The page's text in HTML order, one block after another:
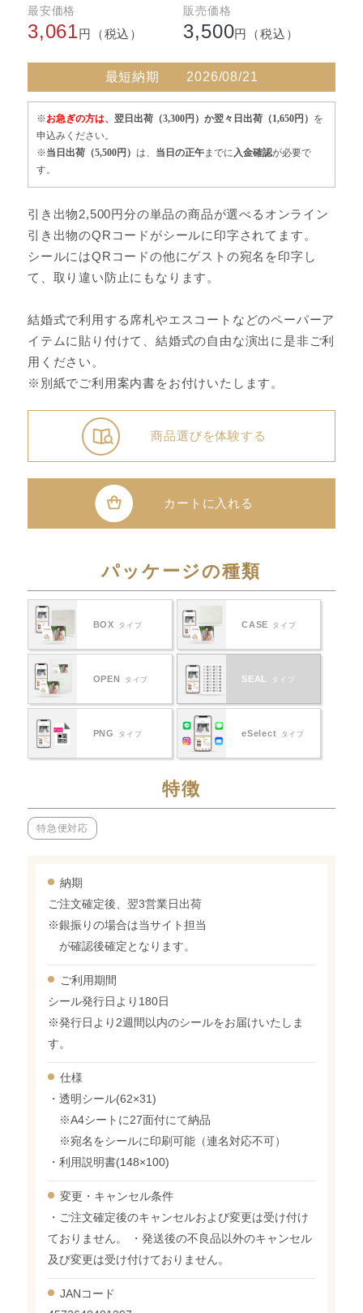
最安価格
3,061円（税込）
販売価格
3,500円（税込）
最短納期 2026/08/21
※お急ぎの方は、翌日出荷（3,300円）か翌々日出荷（1,650円） を
申込みください。
※当日出荷（5,500円）は、 当日の正午までに入金確認が必要で
す。
商品選びを体験する
引き出物2,500円分の単品の商品が選べるオンライン
引き出物のQRコードがシールに印字されてます。
シールにはQRコードの他にゲストの宛名を印字し
て、取り違い防止にもなります。
結婚式で利用する席札やエスコートなどのペーパーア
イテムに貼り付けて、結婚式の自由な演出に是非ご利
用ください。
※別紙でご利用案内書をお付けいたします。
カートに入れる
パッケージの種類
BOX タイプ CASE タイプ
OPEN タイプ SEAL タイプ
PNG タイプ eSelect タイプ
特徴
特急便対応
納期
ご注文確定後、翌3営業日出荷
※銀振りの場合は当サイト担当
が確認後確定となります。
ご利用期間
シール発行日より180日
※発行日より2週間以内のシールをお届けいたしま
す。
仕様
・透明シール(62×31)
※A4シートに27面付にて納品
※宛名をシールに印刷可能（連名対応不可）
・利用説明書(148×100)
変更・ キャンセル条件
・ご注文確定後のキャンセルおよび変更は受け付け
ておりません。 ・発送後の不良品以外のキャンセル
及び変更は受け付けておりません。
JANコード